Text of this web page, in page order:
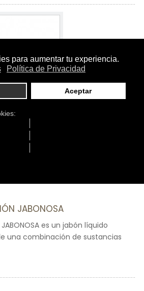
JABONOSA
JABONOSA es un jabón líquido
una combinación de sustancias